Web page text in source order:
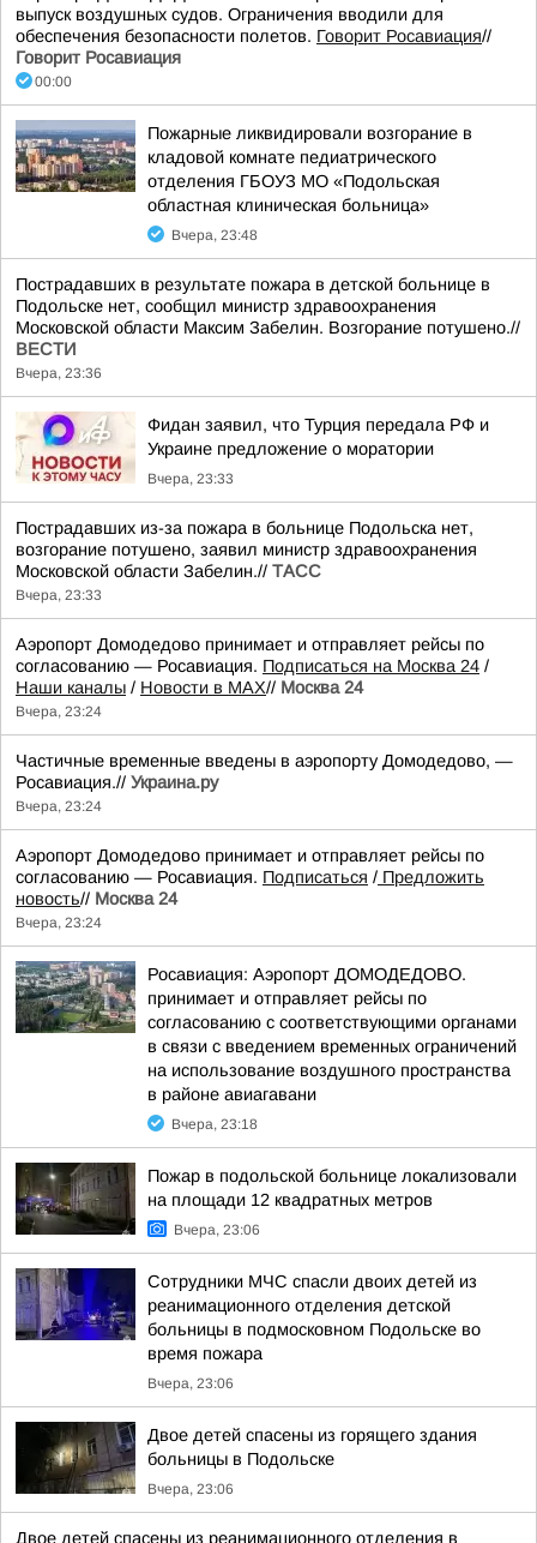
выпуск воздушных судов. Ограничения вводили для
обеспечения безопасности полетов. Говорит Росавиация//
Говорит Росавиация
00:00
Пожарные ликвидировали возгорание в
кладовой комнате педиатрического
отделения ГБОУЗ МО «Подольская
областная клиническая больница»
Вчера, 23:48
Пострадавших в результате пожара в детской больнице в
Подольске нет, сообщил министр здравоохранения
Московской области Максим Забелин. Возгорание потушено.//
ВЕСТИ
Вчера, 23:36
Фидан заявил, что Турция передала РФ и
Украине предложение о моратории
Вчера, 23:33
Пострадавших из-за пожара в больнице Подольска нет,
возгорание потушено, заявил министр здравоохранения
Московской области Забелин.// ТАСС
Вчера, 23:33
Аэропорт Домодедово принимает и отправляет рейсы по
согласованию — Росавиация. Подписаться на Москва 24 /
Наши каналы / Новости в MAX// Москва 24
Вчера, 23:24
Частичные временные введены в аэропорту Домодедово, —
Росавиация.// Украина.ру
Вчера, 23:24
Аэропорт Домодедово принимает и отправляет рейсы по
согласованию — Росавиация. Подписаться / Предложить
новость// Москва 24
Вчера, 23:24
Росавиация: Аэропорт ДОМОДЕДОВО.
принимает и отправляет рейсы по
согласованию с соответствующими органами
в связи с введением временных ограничений
на использование воздушного пространства
в районе авиагавани
Вчера, 23:18
Пожар в подольской больнице локализовали
на площади 12 квадратных метров
Вчера, 23:06
Сотрудники МЧС спасли двоих детей из
реанимационного отделения детской
больницы в подмосковном Подольске во
время пожара
Вчера, 23:06
Двое детей спасены из горящего здания
больницы в Подольске
Вчера, 23:06
Двое детей спасены из реанимационного отделения в